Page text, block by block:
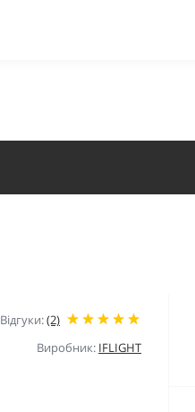
Відгуки:(2)
Виробник: IFLIGHT